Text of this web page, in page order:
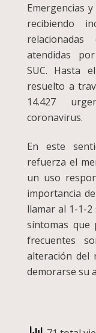
Emergencias y
recibiendo
atendidas
SUC. Hasta
resuelto a
14.427
coronavirus.
En este
refuerza el
un uso
importancia
llamar al 1-1-
síntomas que
frecuentes
alteración del
demorarse su